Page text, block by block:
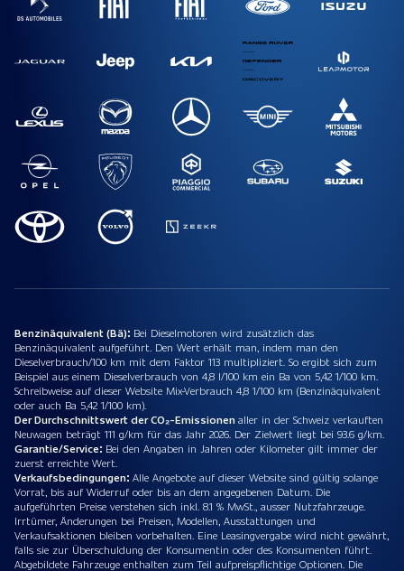
Benzinäquivalent (Bä): Bei Dieselmotoren wird zusätzlich das
Benzinäquivalent aufgeführt. Den Wert erhält man, indem man den
Dieselverbrauch/100 km mit dem Faktor 113 multipliziert. So ergibt sich zum
Beispiel aus einem Dieselverbrauch von 4,8 l/100 km ein Ba von 5,42 1/100 km.
Schreibweise auf dieser Website Mix-Verbrauch 4,8 1/100 km (Benzinäquivalent
oder auch Ba 5,42 1/100 km).
Der Durchschnittswert der CO₂-Emissionenaller in der Schweiz verkauften
Neuwagen beträgt 111 g/km für das Jahr 2026. Der Zielwert liegt bei 93.6 g/km.
Garantie/Service: Bei den Angaben in Jahren oder Kilometer gilt immer der
zuerst erreichte Wert.
Verkaufsbedingungen: Alle Angebote auf dieser Website sind gültig solange
Vorrat, bis auf Widerruf oder bis an dem angegebenen Datum. Die
aufgeführten Preise verstehen sich inkl. 8.1 % MwSt., ausser Nutzfahrzeuge.
Irrtümer, Änderungen bei Preisen, Modellen, Ausstattungen und
Verkaufsaktionen bleiben vorbehalten. Eine Leasingvergabe wird nicht gewährt,
falls sie zur Überschuldung der Konsumentin oder des Konsumenten führt.
Abgebildete Fahrzeuge enthalten zum Teil aufpreispflichtige Optionen. Die